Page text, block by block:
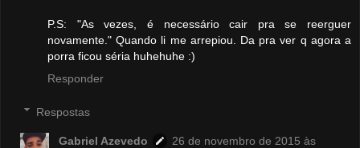
P.S: "As vezes, é necessário cair pra se reerguer
novamente." Quando li me arrepiou. Da pra ver q agora a
porra ficou séria huhehuhe :)
Responder
Respostas
Gabriel Azevedo
26 de novembro de 2015 às